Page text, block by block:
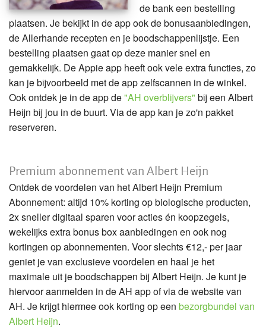
de bank een bestelling
plaatsen. Je bekijkt in de app ook de bonusaanbiedingen,
de Allerhande recepten en je boodschappenlijstje. Een
bestelling plaatsen gaat op deze manier snel en
gemakkelijk. De Appie app heeft ook vele extra functies, zo
kan je bijvoorbeeld met de app zelfscannen in de winkel.
Ook ontdek je in de app de"AH overblijvers" bij een Albert
Heijn bij jou in de buurt. Via de app kan je zo'n pakket
reserveren.
Premium abonnement van Albert Heijn
Ontdek de voordelen van het Albert Heijn Premium
Abonnement: altijd 10% korting op biologische producten,
2x sneller digitaal sparen voor acties én koopzegels,
wekelijks extra bonus box aanbiedingen en ook nog
kortingen op abonnementen. Voor slechts €12,- per jaar
geniet je van exclusieve voordelen en haal je het
maximale uit je boodschappen bij Albert Heijn. Je kunt je
hiervoor aanmelden in de AH app of via de website van
AH. Je krijgt hiermee ook korting op een bezorgbundel van
Albert Heijn.